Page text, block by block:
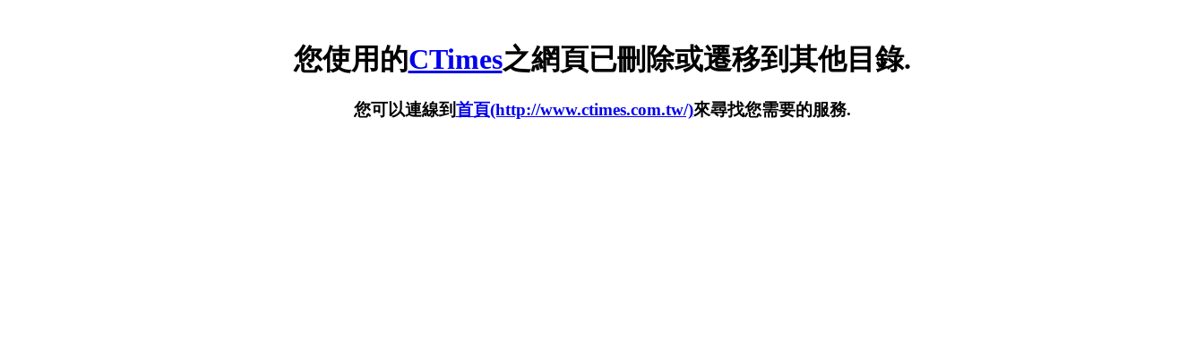
您使用的CTimes之網頁已刪除或遷移到其他目錄.
您可以連線到首頁(http://www.ctimes.com.tw/)來尋找您需要的服務.